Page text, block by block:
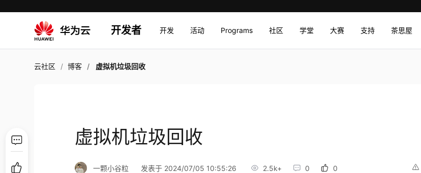
开发者 开发 活动 Programs 社区 学堂 大赛 支持 茶思屋
云社区 博客 虚拟机垃圾回收
虚拟机垃圾回收
一颗小谷粒 发表于 2024/07/05 10:55:26 2.5k+ 0 0